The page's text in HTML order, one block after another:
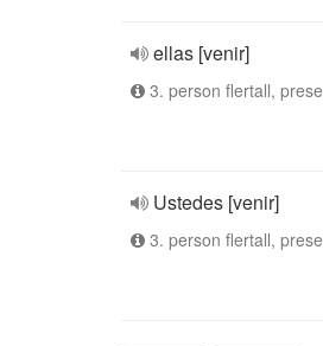
ellas [venir]
3. person flertall,
Ustedes [venir]
3. person flertall,